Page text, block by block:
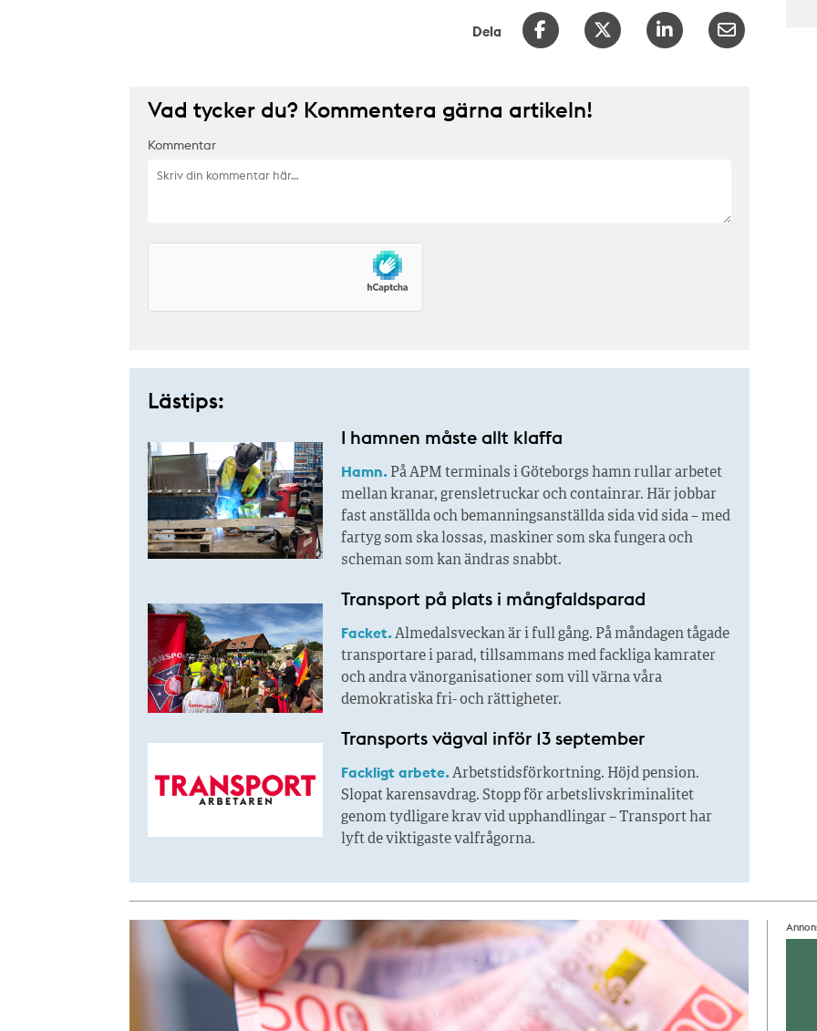
Dela
Vad tycker du? Kommentera gärna artikeln!
Kommentar
Lästips:
I hamnen måste allt klaffa
Hamn.På APM terminals i Göteborgs hamn rullar arbetet
mellan kranar, grensletruckar och containrar. Här jobbar
fast anställda och bemanningsanställda sida vid sida – med
fartyg som ska lossas, maskiner som ska fungera och
scheman som kan ändras snabbt.
Transport på plats i mångfaldsparad
Facket.Almedalsveckan är i full gång. På måndagen tågade
transportare i parad, tillsammans med fackliga kamrater
och andra vänorganisationer som vill värna våra
demokratiska fri- och rättigheter.
Transports vägval inför 13 september
Fackligt arbete.Arbetstidsförkortning. Höjd pension.
Slopat karensavdrag. Stopp för arbetslivskriminalitet
genom tydligare krav vid upphandlingar – Transport har
lyft de viktigaste valfrågorna.